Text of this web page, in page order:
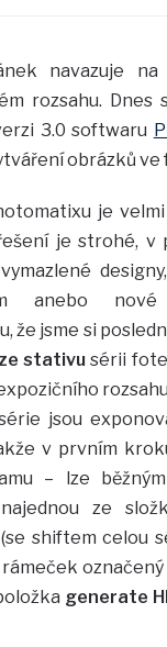
navazuje na
rozsahu. Dnes
3.0 softwaru
obrázků ve
je
je strohé, v
anebo nové
že jsme si
ze stativu sérii
jsou
v prvním
– lze
ze
shiftem celou
generate